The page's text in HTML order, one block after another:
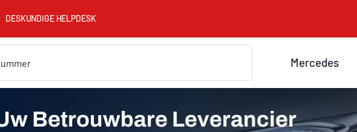
DESKUNDIGE HELPDESK
Mercedes
Betrouwbare Leverancier